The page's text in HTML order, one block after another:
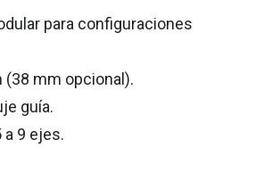
para configuraciones
(38 mm opcional).
guía.
9 ejes.